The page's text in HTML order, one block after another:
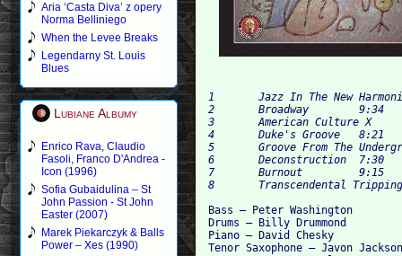
Aria ‘Casta Diva’ z opery
Norma Belliniego
When the Levee Breaks
Legendarny St. Louis
Blues
Lubiane Albumy
Enrico Rava, Claudio
Fasoli, Franco D'Andrea -
Icon (1996)
Sofia Gubaidulina – St
John Passion - St John
Easter (2007)
Marek Piekarczyk & Balls
Power – Xes (1990)
1 	Jazz In The New Harmonic 	8:26
2 	Broadway 	9:34
3 	American Culture X 	9:01
4 	Duke's Groove 	8:21
5 	Groove From The Underground 	9:56
6 	Deconstruction 	7:30
7 	Burnout 	9:15
Bass – Peter Washington
Drums – Billy Drummond
Piano – David Chesky
Tenor Saxophone – Javon